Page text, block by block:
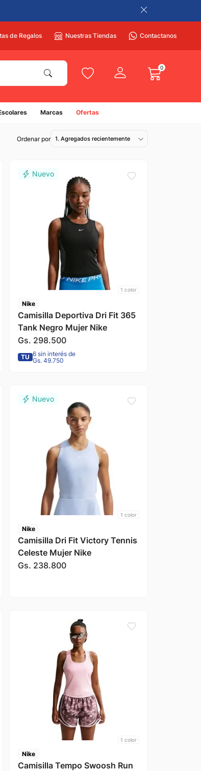
de Regalos Nuestras Tiendas Contactanos
0
Marcas Ofertas
1. Agregados recientemente
1 color
Nike
Camisilla Deportiva Dri Fit 365
Tank Negro Mujer Nike
Gs. 298.500
TU 6 sin interés de
Gs. 49.750
1 color
Nike
Camisilla Dri Fit Victory Tennis
Celeste Mujer Nike
Gs. 238.800
1 color
Nike
Camisilla Tempo Swoosh Run